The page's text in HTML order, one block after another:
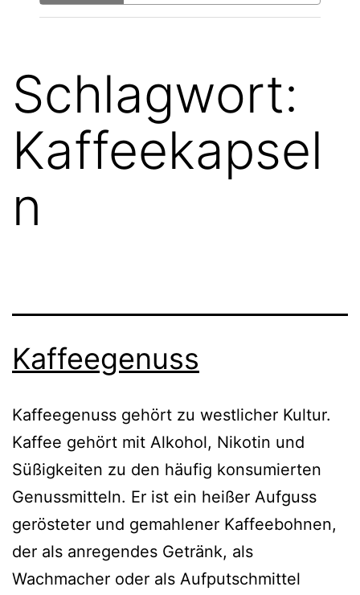
Schlagwort:
Kaffeekapsel
n
Kaffeegenuss
Kaffeegenuss gehört zu westlicher Kultur.
Kaffee gehört mit Alkohol, Nikotin und
Süßigkeiten zu den häufig konsumierten
Genussmitteln. Er ist ein heißer Aufguss
gerösteter und gemahlener Kaffeebohnen,
der als anregendes Getränk, als
Wachmacher oder als Aufputschmittel